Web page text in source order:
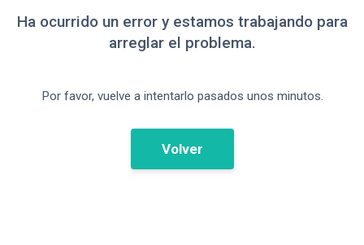
Ha ocurrido un error y estamos trabajando para
arreglar el problema.
Por favor, vuelve a intentarlo pasados unos minutos.
Volver